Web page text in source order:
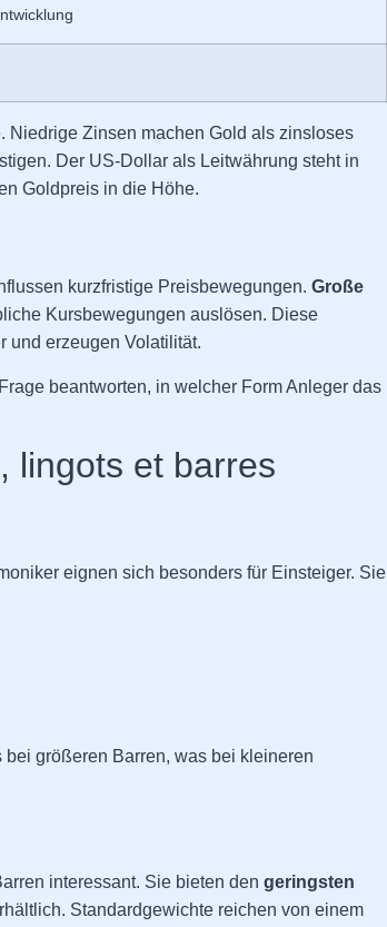
Niedrige Zinsen machen Gold als zinsloses
Der US-Dollar als Leitwährung steht in
Goldpreis in die Höhe.
kurzfristige Preisbewegungen. Große
Kursbewegungen auslösen. Diese
und erzeugen Volatilität.
beantworten, in welcher Form Anleger das
lingots et barres
eignen sich besonders für Einsteiger. Sie
größeren Barren, was bei kleineren
interessant. Sie bieten den geringsten
Standardgewichte reichen von einem